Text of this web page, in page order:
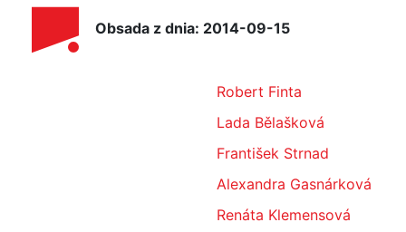
Obsada z dnia: 2014-09-15
Robert Finta
Lada Bělašková
František Strnad
Alexandra Gasnárková
Renáta Klemensová